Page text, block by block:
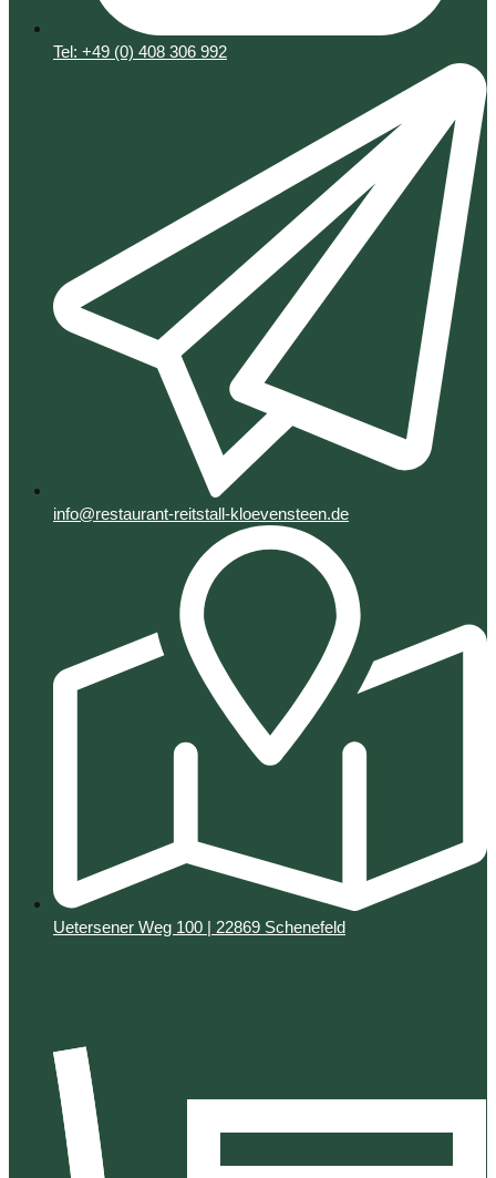
Tel: +49 (0) 408 306 992
info@restaurant-reitstall-kloevensteen.de
Uetersener Weg 100 | 22869 Schenefeld